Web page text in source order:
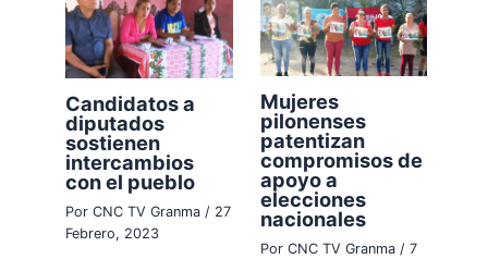
Candidatos a
diputados
sostienen
intercambios
con el pueblo
PorCNC TV Granma/ 27
Febrero, 2023
Mujeres
pilonenses
patentizan
compromisos de
apoyo a
elecciones
nacionales
Por CNC TV Granma / 7